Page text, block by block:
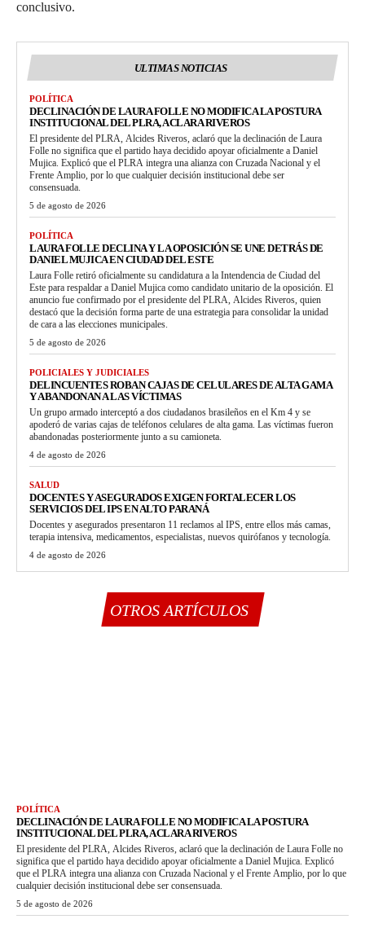
conclusivo.
ULTIMAS NOTICIAS
POLÍTICA
DECLINACIÓN DE LAURA FOLLE NO MODIFICA LA POSTURA
INSTITUCIONAL DEL PLRA, ACLARA RIVEROS
El presidente del PLRA, Alcides Riveros, aclaró que la declinación de Laura
Folle no significa que el partido haya decidido apoyar oficialmente a Daniel
Mujica. Explicó que el PLRA integra una alianza con Cruzada Nacional y el
Frente Amplio, por lo que cualquier decisión institucional debe ser
consensuada.
5 de agosto de 2026
POLÍTICA
LAURA FOLLE DECLINA Y LA OPOSICIÓN SE UNE DETRÁS DE
DANIEL MUJICA EN CIUDAD DEL ESTE
Laura Folle retiró oficialmente su candidatura a la Intendencia de Ciudad del
Este para respaldar a Daniel Mujica como candidato unitario de la oposición. El
anuncio fue confirmado por el presidente del PLRA, Alcides Riveros, quien
destacó que la decisión forma parte de una estrategia para consolidar la unidad
de cara a las elecciones municipales.
5 de agosto de 2026
POLICIALES Y JUDICIALES
DELINCUENTES ROBAN CAJAS DE CELULARES DE ALTA GAMA
Y ABANDONAN A LAS VÍCTIMAS
Un grupo armado interceptó a dos ciudadanos brasileños en el Km 4 y se
apoderó de varias cajas de teléfonos celulares de alta gama. Las víctimas fueron
abandonadas posteriormente junto a su camioneta.
4 de agosto de 2026
SALUD
DOCENTES Y ASEGURADOS EXIGEN FORTALECER LOS
SERVICIOS DEL IPS EN ALTO PARANÁ
Docentes y asegurados presentaron 11 reclamos al IPS, entre ellos más camas,
terapia intensiva, medicamentos, especialistas, nuevos quirófanos y tecnología.
4 de agosto de 2026
OTROS ARTÍCULOS
POLÍTICA
DECLINACIÓN DE LAURA FOLLE NO MODIFICA LA POSTURA
INSTITUCIONAL DEL PLRA, ACLARA RIVEROS
El presidente del PLRA, Alcides Riveros, aclaró que la declinación de Laura Folle no
significa que el partido haya decidido apoyar oficialmente a Daniel Mujica. Explicó
que el PLRA integra una alianza con Cruzada Nacional y el Frente Amplio, por lo que
cualquier decisión institucional debe ser consensuada.
5 de agosto de 2026